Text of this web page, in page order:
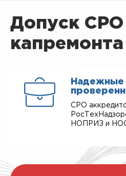
Допуск СРО
капремонта
Надежные
СРО
НОПРИЗ и